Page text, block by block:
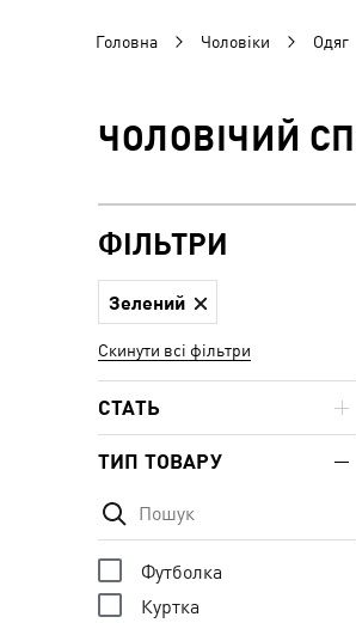
Головна Чоловіки Одяг
ЧОЛОВІЧИЙ
ФІЛЬТРИ
Зелений
Скинути всі фільтри
СТАТЬ
ТИП ТОВАРУ
Футболка
Куртка